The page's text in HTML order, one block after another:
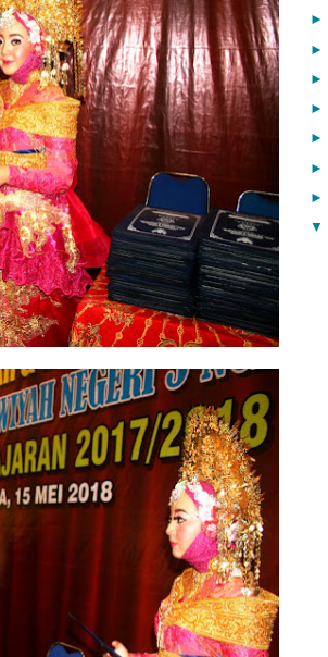
►
►
►
►
►
►
►
▼